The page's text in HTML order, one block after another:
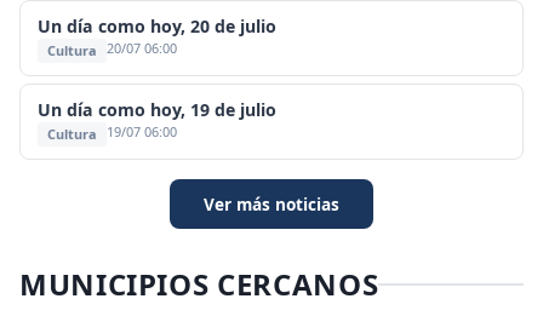
Un día como hoy, 20 de julio
Cultura 20/07 06:00
Un día como hoy, 19 de julio
Cultura 19/07 06:00
Ver más noticias
MUNICIPIOS CERCANOS